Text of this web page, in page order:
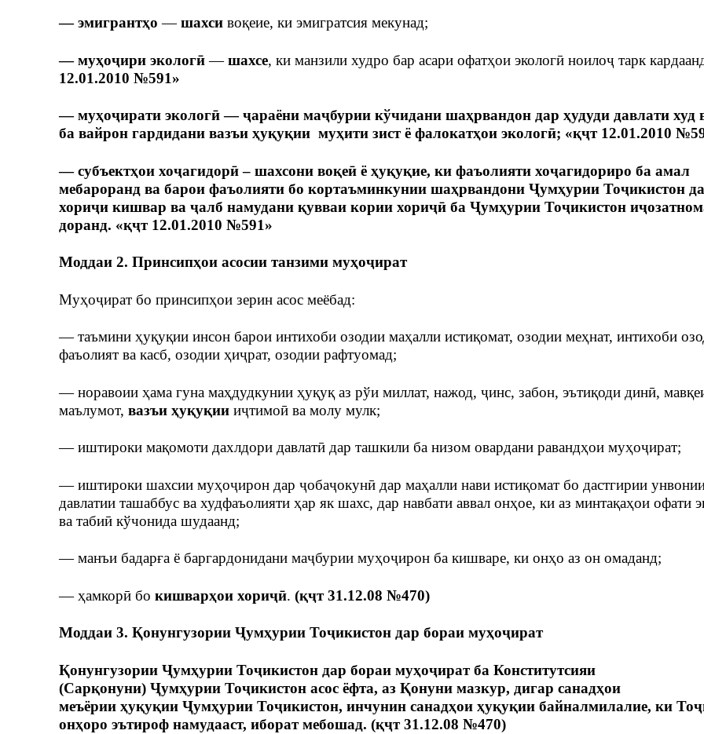
— эмигрантҳо —шахсивоқеие, ки эмигратсия мекунад;
— муҳоҷири экологӣ—шахсе, ки манзили худро бар асари офатҳои экологӣ ноилоҷ тарк
12.01.2010 №591»
— муҳоҷирати экологӣ — ҷараёни маҷбурии кўчидани шаҳрвандон дар ҳудуди давлати худ
ба вайрон гардидани вазъи ҳуқуқии муҳити зист ё фалокатҳои экологӣ; «қҷт 12.01.2010
— субъектҳои хоҷагидорӣ – шахсони воқеӣ ё ҳуқуқие, ки фаъолияти хоҷагидориро ба амал
мебароранд ва барои фаъолияти бо кортаъминкунии шаҳрвандони Ҷумҳурии Тоҷикистон
хориҷи кишвар ва ҷалб намудани қувваи кории хориҷӣ ба Ҷумҳурии Тоҷикистон
доранд. «қҷт 12.01.2010 №591»
Моддаи 2. Принсипҳои асосии танзими муҳоҷират
Муҳоҷират бо принсипҳои зерин асос меёбад:
— таъмини ҳуқуқии инсон барои интихоби озодии маҳалли истиқомат, озодии меҳнат, интихоби
фаъолият ва касб, озодии ҳиҷрат, озодии рафтуомад;
— норавоии ҳама гуна маҳдудкунии ҳуқуқ аз рўи миллат, нажод, ҷинс, забон, эътиқоди динӣ,
маълумот, вазъи ҳуқуқиииҷтимоӣ ва молу мулк;
— иштироки мақомоти дахлдори давлатӣ дар ташкили ба низом овардани равандҳои муҳоҷират;
— иштироки шахсии муҳоҷирон дар ҷобаҷокунӣ дар маҳалли нави истиқомат бо дастгирии
давлатии ташаббус ва худфаъолияти ҳар як шахс, дар навбати аввал онҳое, ки аз минтақаҳои офати
ва табиӣ кўчонида шудаанд;
— манъи бадарға ё баргардонидани маҷбурии муҳоҷирон ба кишваре, ки онҳо аз он омаданд;
— ҳамкорӣ бо кишварҳои хориҷӣ. (қҷт 31.12.08 №470)
Моддаи 3. Қонунгузории Ҷумҳурии Тоҷикистон дар бораи муҳоҷират
Қонунгузории Ҷумҳурии Тоҷикистон дар бораи муҳоҷират ба Конститутсияи
(Сарқонуни) Ҷумҳурии Тоҷикистон асос ёфта, аз Қонуни мазкур, дигар санадҳои
меъёрии ҳуқуқии Ҷумҳурии Тоҷикистон, инчунин санадҳои ҳуқуқии байналмилалие, ки
онҳоро эътироф намудааст, иборат мебошад. (қҷт 31.12.08 №470)